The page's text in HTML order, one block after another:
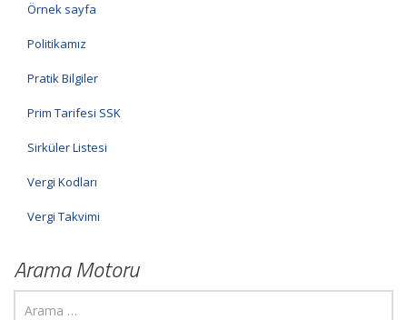
Örnek sayfa
Politikamız
Pratik Bilgiler
Prim Tarifesi SSK
Sirküler Listesi
Vergi Kodları
Vergi Takvimi
Arama Motoru